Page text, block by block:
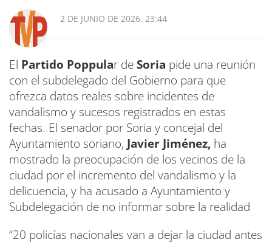
2 DE JUNIO DE 2026, 23:44
El Partido Poppular deSoria pide una reunión
con el subdelegado del Gobierno para que
ofrezca datos reales sobre incidentes de
vandalismo y sucesos registrados en estas
fechas. El senador por Soria y concejal del
Ayuntamiento soriano, Javier Jiménez, ha
mostrado la preocupación de los vecinos de la
ciudad por el incremento del vandalismo y la
delicuencia, y ha acusado a Ayuntamiento y
Subdelegación de no informar sobre la realidad
“20 policías nacionales van a dejar la ciudad antes